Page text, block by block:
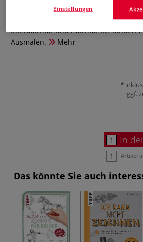
0 Bewertungen
Interaktivität und Aktivität für Kinder:
Ausmalen.
Mehr
ggf.
In
Artikel
Das könnte Sie auch
Einstellungen